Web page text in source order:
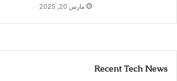
مارس 20, 2025
Recent Tech News